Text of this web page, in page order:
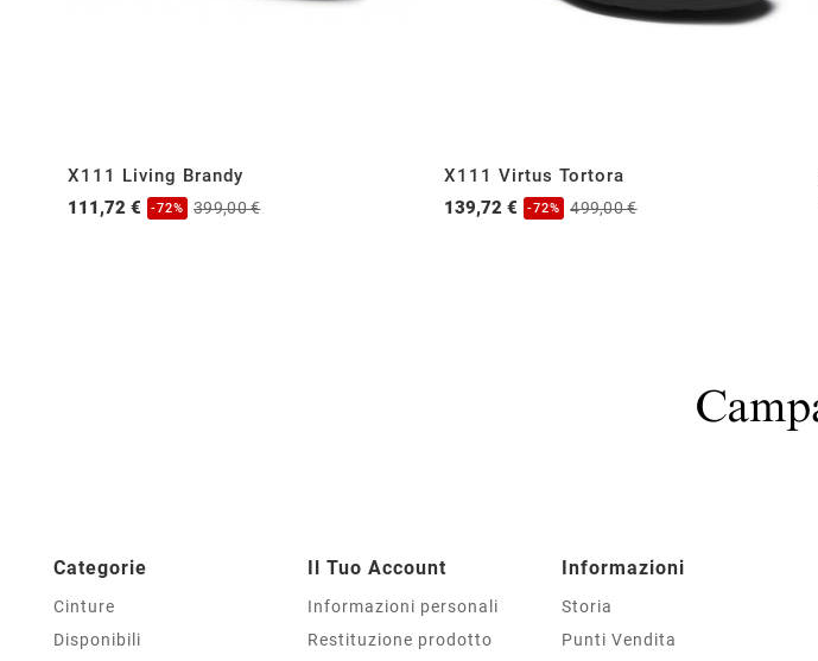
X111 Living Brandy
111,72 €
-72% 399,00 €
X111 Virtus Tortora
139,72 €
-72% 499,00 €
Categorie
Cinture
Disponibili
Il Tuo Account
Informazioni personali
Restituzione prodotto
Informazioni
Storia
Punti Vendita